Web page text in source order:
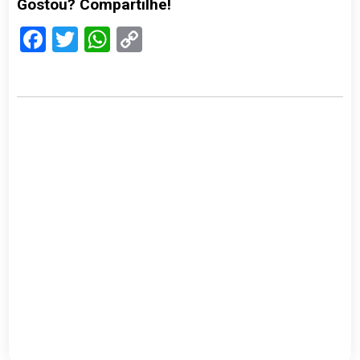
Gostou? Compartilhe!
Facebook
TwitterWhatsApp